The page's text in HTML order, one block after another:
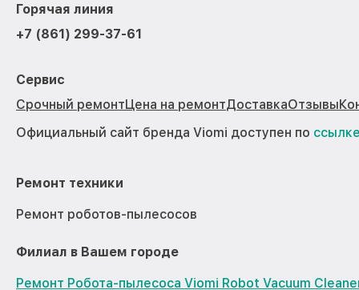
Горячая линия
+7 (861) 299-37-61
Сервис
Срочный ремонтЦена на ремонтДоставкаОтзывы
Официальный сайт бренда Viomi доступен по
Ремонт техники
Ремонт роботов-пылесосов
Филиал в Вашем городе
Ремонт Робота-пылесоса Viomi Robot Vacuum